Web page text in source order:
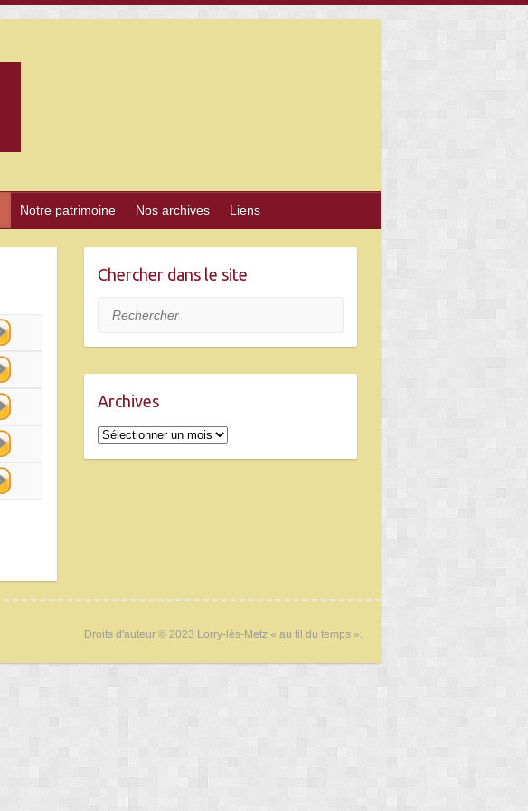
Notre patrimoine Nos archives Liens
Chercher dans le site
Rechercher
Archives
Archives
Droits d'auteur © 2023 Lorry-lès-Metz « au fil du temps ».